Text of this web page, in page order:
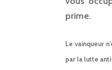
prime.
Le vainqueur
par la lutte